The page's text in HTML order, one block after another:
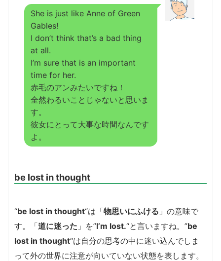
She is just like Anne of Green
Gables!
I don’t think that’s a bad thing
at all.
I’m sure that is an important
time for her.
赤毛のアンみたいですね！
全然わるいことじゃないと思いま
す。
彼女にとって大事な時間なんです
よ。
be lost in thought
“be lost in thought“は「物思いにふける 」の意味で
す。「道に迷った 」を”I’m lost.“と言いますね。”be
lost in thought“は自分の思考の中に迷い込んでしま
って外の世界に注意が向いていない状態を表します。